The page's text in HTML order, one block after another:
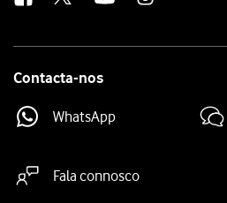
Contacta-nos
WhatsApp
Fala connosco